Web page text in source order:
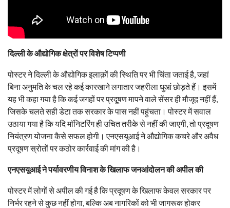
दिल्ली के औद्योगिक क्षेत्रों पर विशेष टिप्पणी
पोस्टर ने दिल्ली के औद्योगिक इलाक़ों की स्थिति पर भी चिंता जताई है, जहां
बिना अनुमति के चल रहे कई कारखाने लगातार जहरीला धुआं छोड़ते हैं। इसमें
यह भी कहा गया है कि कई जगहों पर प्रदूषण मापने वाले सेंसर ही मौजूद नहीं हैं,
जिसके चलते सही डेटा तक सरकार के पास नहीं पहुंचता। पोस्टर में सवाल
उठाया गया है कि यदि मॉनिटरिंग ही उचित तरीके से नहीं की जाएगी, तो प्रदूषण
नियंत्रण योजना कैसे सफल होगी। एनएसयूआई ने औद्योगिक कचरे और अवैध
प्रदूषण स्रोतों पर कठोर कार्रवाई की मांग की है।
एनएसयूआई ने पर्यावरणीय विनाश के खिलाफ जनआंदोलन की अपील की
पोस्टर में लोगों से अपील की गई है कि प्रदूषण के खिलाफ केवल सरकार पर
निर्भर रहने से कुछ नहीं होगा, बल्कि अब नागरिकों को भी जागरूक होकर